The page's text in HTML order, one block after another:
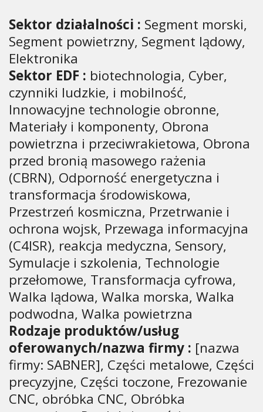
Sektor działalności : Segment morski,
Segment powietrzny, Segment lądowy,
Elektronika
Sektor EDF : biotechnologia, Cyber,
czynniki ludzkie, i mobilność,
Innowacyjne technologie obronne,
Materiały i komponenty, Obrona
powietrzna i przeciwrakietowa, Obrona
przed bronią masowego rażenia
(CBRN), Odporność energetyczna i
transformacja środowiskowa,
Przestrzeń kosmiczna, Przetrwanie i
ochrona wojsk, Przewaga informacyjna
(C4ISR), reakcja medyczna, Sensory,
Symulacje i szkolenia, Technologie
przełomowe, Transformacja cyfrowa,
Walka lądowa, Walka morska, Walka
podwodna, Walka powietrzna
Rodzaje produktów/usług
oferowanych/nazwa firmy : [nazwa
firmy: SABNER], Części metalowe, Części
precyzyjne, Części toczone, Frezowanie
CNC, obróbka CNC, Obróbka